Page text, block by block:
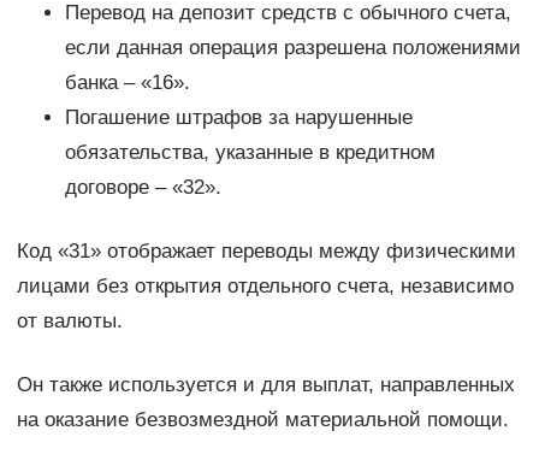
Перевод на депозит средств с обычного счета,
если данная операция разрешена положениями
банка – «16».
Погашение штрафов за нарушенные
обязательства, указанные в кредитном
договоре – «32».
Код «31» отображает переводы между физическими
лицами без открытия отдельного счета, независимо
от валюты.
Он также используется и для выплат, направленных
на оказание безвозмездной материальной помощи.